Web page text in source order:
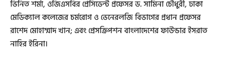
ভিনিত শর্মা, ওজিএসবির প্রেসিডেন্ট প্রফেসর ড. সামিনা চৌধুরী, ঢাকা
মেডিক্যাল কলেজের চর্মরোগ ও ভেনেরলজি বিভাগের প্রধান প্রফেসর
রাশেদ মোহাম্মাদ খান; এবং প্রেসক্রিপশন বাংলাদেশের ফাউন্ডার ইসরাত
নাহির ইরিনা।